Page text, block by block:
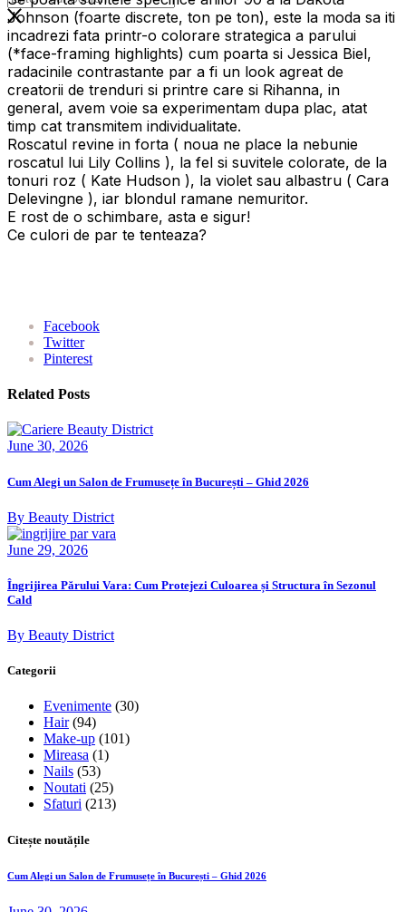
Johnson (foarte discrete, ton pe ton), este la moda sa iti
incadrezi fata printr-o colorare strategica a parului
(*face-framing highlights) cum poarta si Jessica Biel,
radacinile contrastante par a fi un look agreat de
creatorii de trenduri si printre care si Rihanna, in
general, avem voie sa experimentam dupa plac, atat
timp cat transmitem individualitate.
Roscatul revine in forta ( noua ne place la nebunie
roscatul lui Lily Collins ), la fel si suvitele colorate, de la
tonuri roz ( Kate Hudson ), la violet sau albastru ( Cara
Delevingne ), iar blondul ramane nemuritor.
E rost de o schimbare, asta e sigur!
Ce culori de par te tenteaza?
Facebook
Twitter
Pinterest
Related Posts
June 30, 2026
Cum Alegi un Salon de Frumusețe în București – Ghid 2026
By Beauty District
June 29, 2026
Îngrijirea Părului Vara: Cum Protejezi Culoarea și Structura în Sezonul
Cald
By Beauty District
Categorii
Evenimente (30)
Hair(94)
Make-up (101)
Mireasa (1)
Nails (53)
Noutati (25)
Sfaturi (213)
Citește noutățile
Cum Alegi un Salon de Frumusețe în București – Ghid 2026